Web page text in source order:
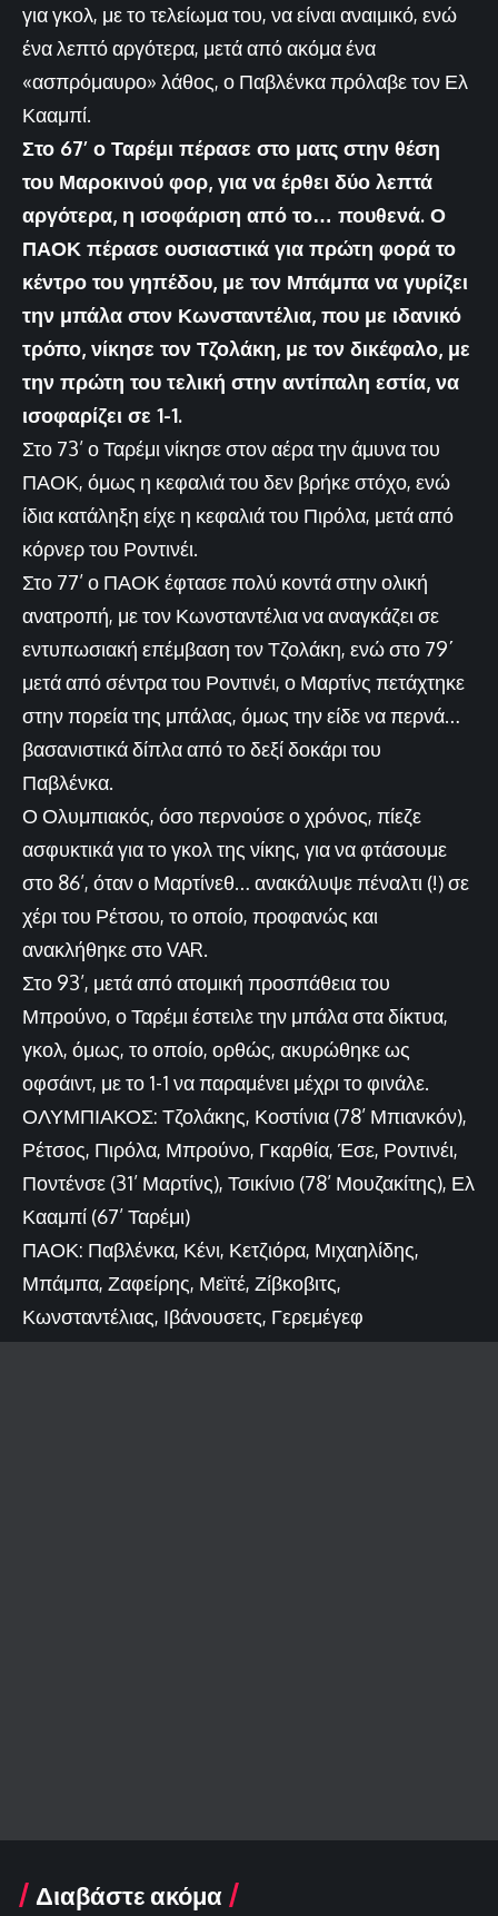
για γκολ, με το τελείωμα του, να είναι αναιμικό, ενώ
ένα λεπτό αργότερα, μετά από ακόμα ένα
«ασπρόμαυρο» λάθος, ο Παβλένκα πρόλαβε τον Ελ
Κααμπί.
Στο 67’ ο Ταρέμι πέρασε στο ματς στην θέση
του Μαροκινού φορ, για να έρθει δύο λεπτά
αργότερα, η ισοφάριση από το… πουθενά. Ο
ΠΑΟΚ πέρασε ουσιαστικά για πρώτη φορά το
κέντρο του γηπέδου, με τον Μπάμπα να γυρίζει
την μπάλα στον Κωνσταντέλια, που με ιδανικό
τρόπο, νίκησε τον Τζολάκη, με τον δικέφαλο, με
την πρώτη του τελική στην αντίπαλη εστία, να
ισοφαρίζει σε 1-1.
Στο 73’ ο Ταρέμι νίκησε στον αέρα την άμυνα του
ΠΑΟΚ, όμως η κεφαλιά του δεν βρήκε στόχο, ενώ
ίδια κατάληξη είχε η κεφαλιά του Πιρόλα, μετά από
κόρνερ του Ροντινέι.
Στο 77’ ο ΠΑΟΚ έφτασε πολύ κοντά στην ολική
ανατροπή, με τον Κωνσταντέλια να αναγκάζει σε
εντυπωσιακή επέμβαση τον Τζολάκη, ενώ στο 79΄
μετά από σέντρα του Ροντινέι, ο Μαρτίνς πετάχτηκε
στην πορεία της μπάλας, όμως την είδε να περνά…
βασανιστικά δίπλα από το δεξί δοκάρι του
Παβλένκα.
Ο Ολυμπιακός, όσο περνούσε ο χρόνος, πίεζε
ασφυκτικά για το γκολ της νίκης, για να φτάσουμε
στο 86’, όταν ο Μαρτίνεθ… ανακάλυψε πέναλτι (!) σε
χέρι του Ρέτσου, το οποίο, προφανώς και
ανακλήθηκε στο VAR.
Στο 93’, μετά από ατομική προσπάθεια του
Μπρούνο, ο Ταρέμι έστειλε την μπάλα στα δίκτυα,
γκολ, όμως, το οποίο, ορθώς, ακυρώθηκε ως
οφσάιντ, με το 1-1 να παραμένει μέχρι το φινάλε.
ΟΛΥΜΠΙΑΚΟΣ: Τζολάκης, Κοστίνια (78’ Μπιανκόν),
Ρέτσος, Πιρόλα, Μπρούνο, Γκαρθία, Έσε, Ροντινέι,
Ποντένσε (31’ Μαρτίνς), Τσικίνιο (78’ Μουζακίτης), Ελ
Κααμπί (67’ Ταρέμι)
ΠΑΟΚ: Παβλένκα, Κένι, Κετζιόρα, Μιχαηλίδης,
Μπάμπα, Ζαφείρης, Μεϊτέ, Ζίβκοβιτς,
Κωνσταντέλιας, Ιβάνουσετς, Γερεμέγεφ
Διαβάστε ακόμα